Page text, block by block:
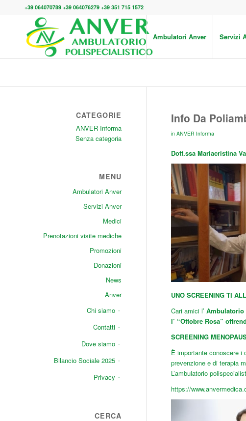
+39 064070789 +39 064076279 +39 351 715 1572
Ambulatori Anver Servizi
Info Da
in ANVER Informa
Dott.ssa Mariacristina
UNO SCREENING TI
Cari amici l’
l’ “Ottobre Rosa”
SCREENING
È importante conoscere i
prevenzione e di terapia
L’ambulatorio
https://
CATEGORIE
ANVER Informa
Senza categoria
MENU
Ambulatori Anver
Servizi Anver
Medici
Prenotazioni visite mediche
Promozioni
Donazioni
News
Anver
Chi siamo
Contatti
Dove siamo
Bilancio Sociale 2025
Privacy
CERCA